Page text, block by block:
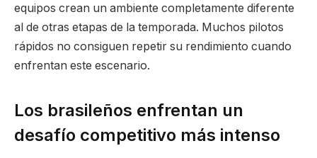
equipos crean un ambiente completamente diferente
al de otras etapas de la temporada. Muchos pilotos
rápidos no consiguen repetir su rendimiento cuando
enfrentan este escenario.
Los brasileños enfrentan un
desafío competitivo más intenso